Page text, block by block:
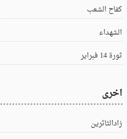
كفاح الشعب
الشهداء
ثورة 14 فبراير
اخرى
زادالثائرين